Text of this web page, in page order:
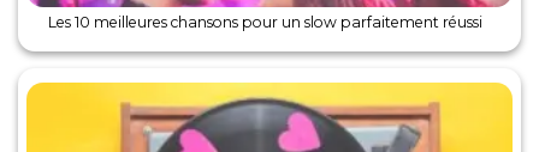
Les 10 meilleures chansons pour un slow parfaitement réussi